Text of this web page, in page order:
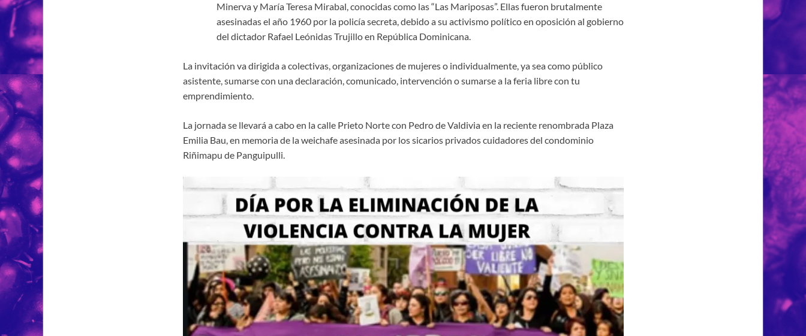
Minerva y María Teresa Mirabal, conocidas como las “Las Mariposas”. Ellas fueron brutalmente
asesinadas el año 1960 por la policía secreta, debido a su activismo político en oposición al gobierno
del dictador Rafael Leónidas Trujillo en República Dominicana.
La invitación va dirigida a colectivas, organizaciones de mujeres o individualmente, ya sea como público
asistente, sumarse con una declaración, comunicado, intervención o sumarse a la feria libre con tu
emprendimiento.
La jornada se llevará a cabo en la calle Prieto Norte con Pedro de Valdivia en la reciente renombrada Plaza
Emilia Bau, en memoria de la weichafe asesinada por los sicarios privados cuidadores del condominio
Riñimapu de Panguipulli.